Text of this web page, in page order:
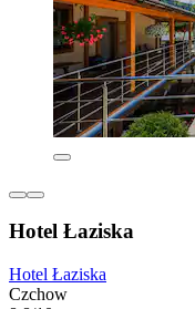
Hotel Łaziska
Hotel Łaziska
Czchow